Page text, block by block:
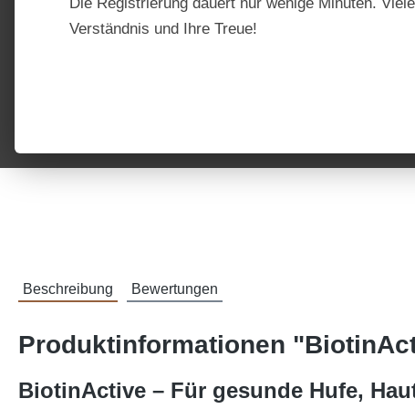
Beschreibung Bewertungen
Produktinformationen
BiotinActive – Für gesunde Hufe,
Die Registrierung dauert nur wenige Minuten.
Verständnis und Ihre Treue!